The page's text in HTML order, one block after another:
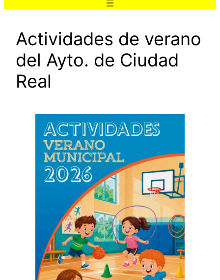
Actividades de verano
del Ayto. de Ciudad
Real